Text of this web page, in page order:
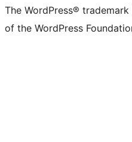
The WordPress®
of the WordPress